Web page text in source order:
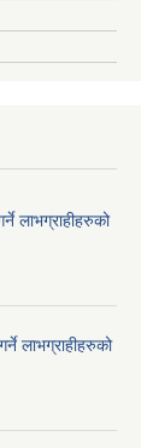
लाभग्राहीहरुको
लाभग्राहीहरुको